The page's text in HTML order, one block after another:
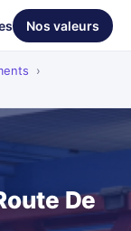
Nos valeurs
›
De